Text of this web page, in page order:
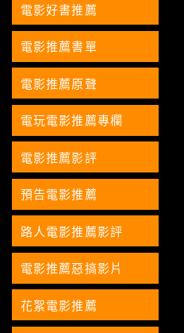
電影好書推薦
電影推薦書單
電影推薦原聲
電玩電影推薦專欄
電影推薦影評
預告電影推薦
路人電影推薦影評
電影推薦惡搞影片
花絮電影推薦